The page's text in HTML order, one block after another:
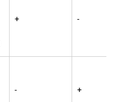
+ -
- +